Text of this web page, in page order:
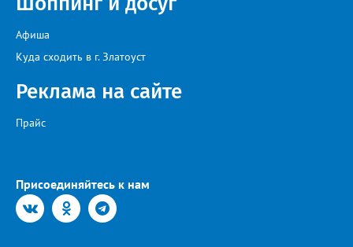
Афиша
Куда сходить в г. Златоуст
Реклама на сайте
Прайс
Присоединяйтесь к нам